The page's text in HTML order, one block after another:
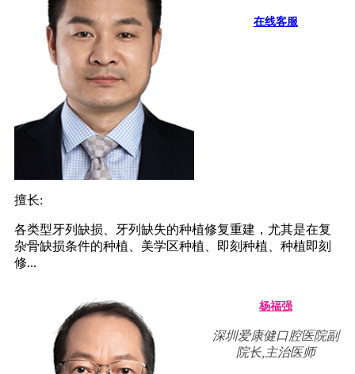
在线客服
擅长:
各类型牙列缺损、牙列缺失的种植修复重建，尤其是在复
杂骨缺损条件的种植、美学区种植、即刻种植、种植即刻
修...
杨福强
深圳爱康健口腔医院副
院长,主治医师